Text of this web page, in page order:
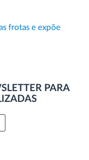
frotas e expõe
PARA